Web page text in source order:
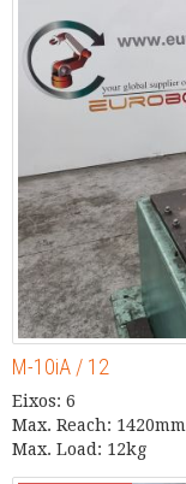
M-10iA / 12
Eixos: 6
Max. Reach: 1420mm
Max. Load: 12kg